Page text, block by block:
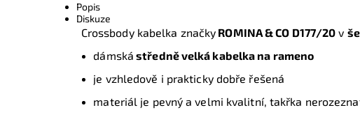
Popis
Diskuze
Crossbody kabelka značky ROMINA & CO D177/20 v
dámská středně velká kabelka na rameno
je vzhledově i prakticky dobře řešená
materiál je pevný a velmi kvalitní, takřka